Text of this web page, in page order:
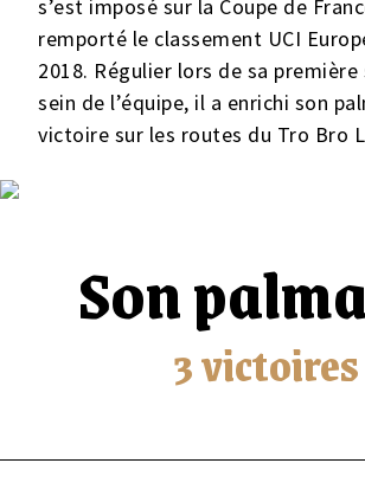
s’est imposé sur la Coupe de
remporté le classement UCI
2018. Régulier lors de sa première
sein de l’équipe, il a enrichi son
victoire sur les routes du Tro Bro
Son
3 victoires